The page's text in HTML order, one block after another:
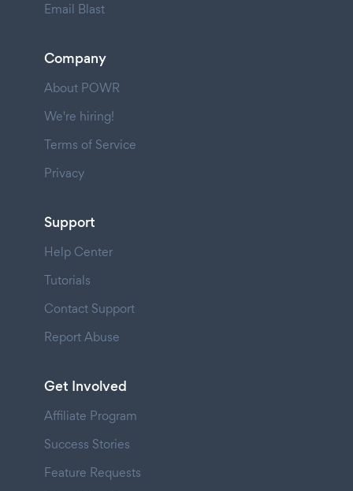
Email Blast
Company
About POWR
We're hiring!
Terms of Service
Privacy
Support
Help Center
Tutorials
Contact Support
Report Abuse
Get Involved
Affiliate Program
Success Stories
Feature Requests